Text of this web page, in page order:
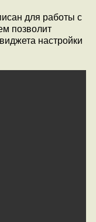
для работы с
позволит
настройки